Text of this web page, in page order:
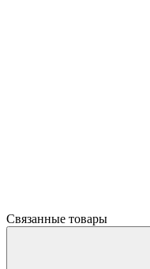
Связанные товары